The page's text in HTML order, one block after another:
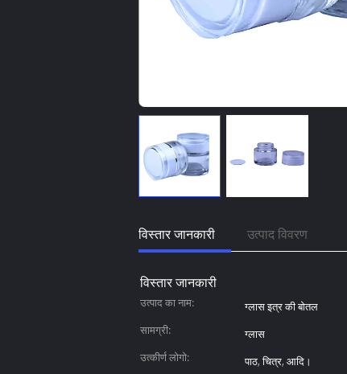
विस्तार जानकारी उत्पाद विवरण
विस्तार जानकारी
उत्पाद का नाम: ग्लास इत्र की बोतल
सामग्री:
ग्लास
उत्कीर्ण लोगो:
पाठ, चित्र, आदि।